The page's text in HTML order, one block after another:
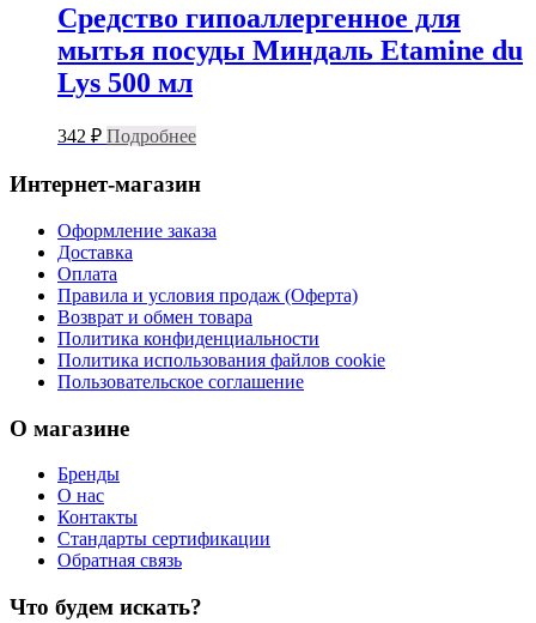
Средство гипоаллергенное для
мытья посуды Миндаль Etamine du
Lys 500 мл
342 ₽ Подробнее
Интернет-магазин
Оформление заказа
Доставка
Оплата
Правила и условия продаж (Оферта)
Возврат и обмен товара
Политика конфиденциальности
Политика использования файлов cookie
Пользовательское соглашение
О магазине
Бренды
О нас
Контакты
Стандарты сертификации
Обратная связь
Что будем искать?